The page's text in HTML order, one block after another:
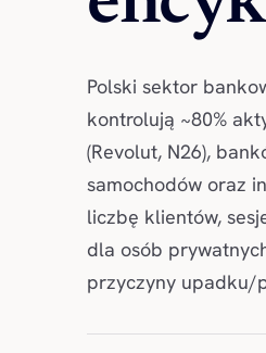
Polski sektor
kontrolują ~80%
(Revolut, N26),
samochodów oraz
liczbę klientów,
dla osób
przyczyny upadku/